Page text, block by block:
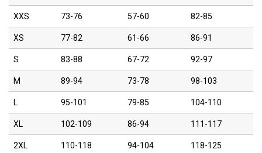
XXS 73-76 57-60 82-85
XS 77-82 61-66 86-91
S 83-88 67-72 92-97
M 89-94 73-78 98-103
L 95-101 79-85 104-110
XL 102-109 86-94 111-117
2XL 110-118 94-104 118-125